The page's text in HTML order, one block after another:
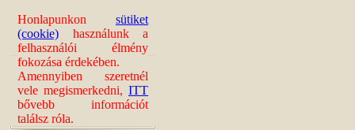
Honlapunkon sütiket
(cookie) használunk a
felhasználói élmény
fokozása érdekében.
Amennyiben szeretnél
vele megismerkedni, ITT
bővebb információt
találsz róla.